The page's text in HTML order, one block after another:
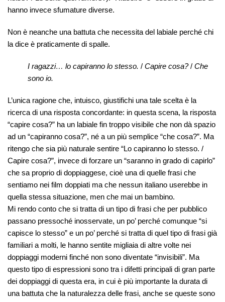
hanno invece sfumature diverse.
Non è neanche una battuta che necessita del labiale perché chi
la dice è praticamente di spalle.
I ragazzi… lo capiranno lo stesso. / Capire cosa?/ Che
sono io.
L’unica ragione che, intuisco, giustifichi una tale scelta è la
ricerca di una risposta concordante: in questa scena, la risposta
“capire cosa?” ha un labiale fin troppo visibile che non dà spazio
ad un “capiranno cosa?”, né a un più semplice “che cosa?”. Ma
ritengo che sia più naturale sentire “Lo capiranno lo stesso. /
Capire cosa?”, invece di forzare un “saranno in grado di capirlo”
che sa proprio di doppiaggese, cioè una di quelle frasi che
sentiamo nei film doppiati ma che nessun italiano userebbe in
quella stessa situazione, men che mai un bambino.
Mi rendo conto che si tratta di un tipo di frasi che per pubblico
passano pressoché inosservate, un po’ perché comunque “si
capisce lo stesso” e un po’ perché si tratta di quel tipo di frasi già
familiari a molti, le hanno sentite migliaia di altre volte nei
doppiaggi moderni finché non sono diventate “invisibili”. Ma
questo tipo di espressioni sono tra i difetti principali di gran parte
dei doppiaggi di questa era, in cui è più importante la durata di
una battuta che la naturalezza delle frasi, anche se queste sono